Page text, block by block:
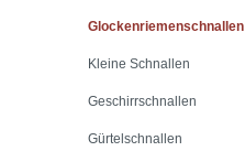
Glockenriemenschnallen
Kleine Schnallen
Geschirrschnallen
Gürtelschnallen